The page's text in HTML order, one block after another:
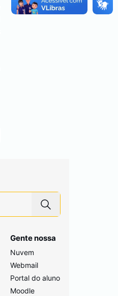
Gente nossa
Nuvem
Webmail
Portal do aluno
Moodle